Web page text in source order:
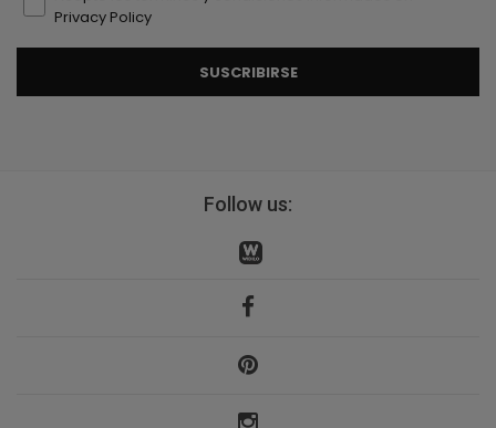
Privacy Policy
SUSCRIBIRSE
Follow us: